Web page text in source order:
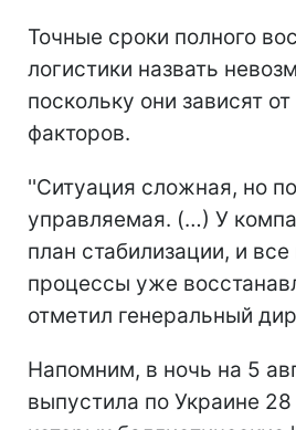
Точные сроки полного
логистики назвать
поскольку они зависят
факторов.
''Ситуация сложная, но
управляемая. (…) У
план стабилизации, и
процессы уже
отметил генеральный
Напомним, в ночь на 5
выпустила по Украине 28